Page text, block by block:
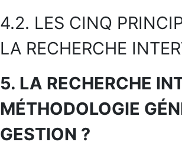
4.2. LES CINQ
LA RECHERCHE
5. LA RECHERCHE
MÉTHODOLOGIE
GESTION ?